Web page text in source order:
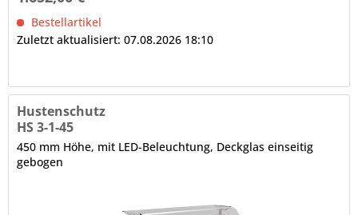
Bestellartikel
Zuletzt aktualisiert: 07.08.2026 18:10
Hustenschutz
HS 3-1-45
450 mm Höhe, mit LED-Beleuchtung, Deckglas einseitig
gebogen